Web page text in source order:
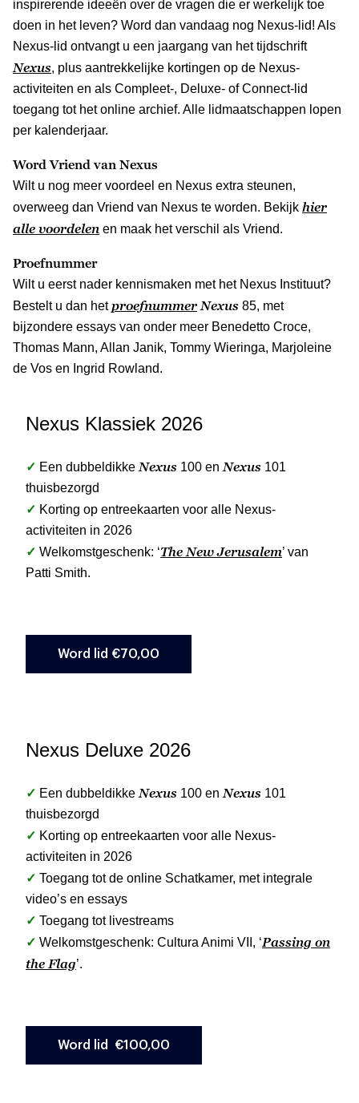
inspirerende ideeën over de vragen die er werkelijk toe
doen in het leven? Word dan vandaag nog Nexus-lid! Als
Nexus-lid ontvangt u een jaargang van het tijdschrift
Nexus, plus aantrekkelijke kortingen op de Nexus-
activiteiten en als Compleet-, Deluxe- of Connect-lid
toegang tot het online archief. Alle lidmaatschappen lopen
per kalenderjaar.
Word Vriend van Nexus
Wilt u nog meer voordeel en Nexus extra steunen,
overweeg dan Vriend van Nexus te worden. Bekijk hier
alle voordelen en maak het verschil als Vriend.
Proefnummer
Wilt u eerst nader kennismaken met het Nexus Instituut?
Bestelt u dan hetproefnummer Nexus 85, met
bijzondere essays van onder meer Benedetto Croce,
Thomas Mann, Allan Janik, Tommy Wieringa, Marjoleine
de Vos en Ingrid Rowland.
Nexus Klassiek 2026
✓ Een dubbeldikke Nexus 100 en Nexus 101
thuisbezorgd
✓ Korting op entreekaarten voor alle Nexus-
activiteiten in 2026
✓ Welkomstgeschenk: ‘The New Jerusalem’ van
Patti Smith.
Nexus Deluxe 2026
✓ Een dubbeldikke Nexus 100 en Nexus 101
thuisbezorgd
✓ Korting op entreekaarten voor alle Nexus-
activiteiten in 2026
✓ Toegang tot de online Schatkamer, met integrale
video’s en essays
✓ Toegang tot livestreams
✓ Welkomstgeschenk: Cultura Animi VII, ‘Passing on
the Flag’.